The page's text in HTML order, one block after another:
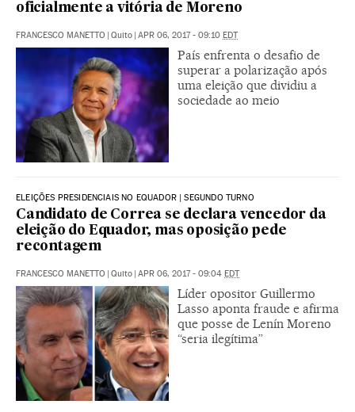
oficialmente a vitória de Moreno
FRANCESCO MANETTO | Quito | APR 06, 2017 - 09:10 EDT
País enfrenta o desafio de
superar a polarização após
uma eleição que dividiu a
sociedade ao meio
ELEIÇÕES PRESIDENCIAIS NO EQUADOR | SEGUNDO TURNO
Candidato de Correa se declara vencedor da
eleição do Equador, mas oposição pede
recontagem
FRANCESCO MANETTO | Quito | APR 06, 2017 - 09:04 EDT
Líder opositor Guillermo
Lasso aponta fraude e afirma
que posse de Lenín Moreno
“seria ilegítima”